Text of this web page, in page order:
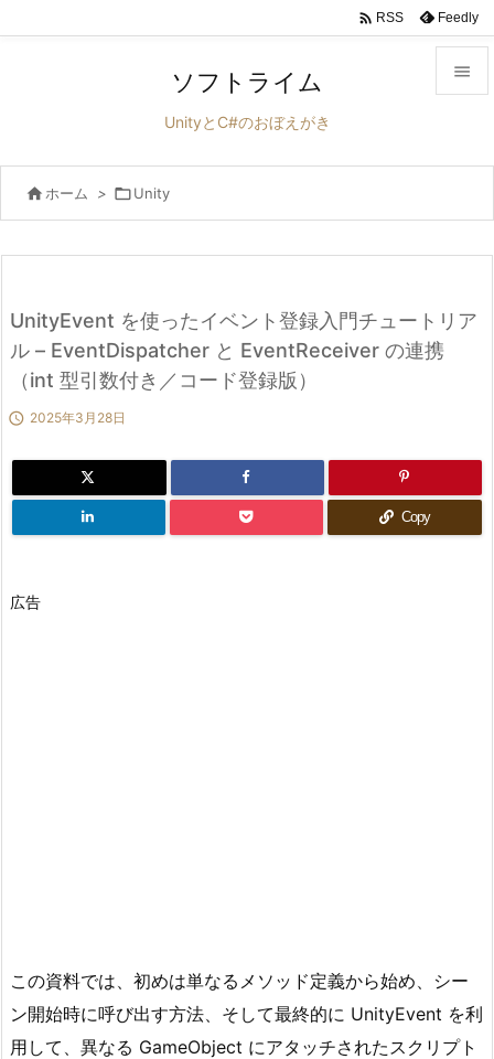


前へ
 RSS Feedly
ソフトライム
UnityとC#のおぼえがき
 ホーム > Unity
UnityEvent を使ったイベント登録入門チュートリア
ル – EventDispatcher と EventReceiver の連携
（int 型引数付き／コード登録版）
 2025年3月28日
Copy
広告
この資料では、初めは単なるメソッド定義から始め、シー
ン開始時に呼び出す方法、そして最終的に UnityEvent を利
用して、異なる GameObject にアタッチされたスクリプト